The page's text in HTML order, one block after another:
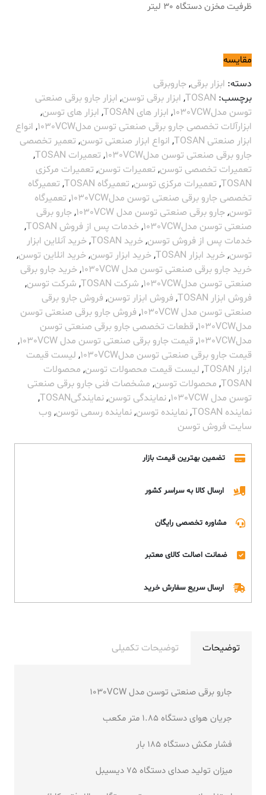
ظرفیت مخزن دستگاه 30 لیتر
مقایسه
دسته: ابزار برقی,جاروبرقی
برچسب: TOSAN
, ابزار برقی توسن, ابزار جارو برقی صنعتی
توسن مدل1030VCW
, ابزار های TOSAN , ابزار های توسن,
ابزارآلات تخصصی جارو برقی صنعتی توسن مدل1030VCW
, انواع
ابزار صنعتی TOSAN
, انواع ابزار صنعتی توسن, تعمیر تخصصی
جارو برقی صنعتی توسن مدل1030VCW
, تعمیرات TOSAN
,
تعمیرات تخصصی توسن, تعمیرات توسن, تعمیرات مرکزی
TOSAN
, تعمیرات مرکزی توسن, تعمیرگاه TOSAN , تعمیرگاه
تخصصی جارو برقی صنعتی توسن مدل1030VCW
, تعمیرگاه
توسن,جارو برقی صنعتی توسن مدل 1030VCW ,جارو برقی
صنعتی توسن مدل1030VCW
,خدمات پس از فروش TOSAN
,
خدمات پس از فروش توسن,خرید TOSAN ,خرید آنلاین ابزار
توسن,خرید ابزار TOSAN ,خرید ابزار توسن,خرید انلاین توسن,
خرید جارو برقی صنعتی توسن مدل 1030VCW
,خرید جارو برقی
صنعتی توسن مدل1030VCW
, شرکت TOSAN , شرکت توسن,
فروش ابزار TOSAN
, فروش ابزار توسن, فروش جارو برقی
صنعتی توسن مدل 1030VCW
, فروش جارو برقی صنعتی توسن
مدل1030VCW
, قطعات تخصصی جارو برقی صنعتی توسن
مدل1030VCW
, قیمت جارو برقی صنعتی توسن مدل 1030VCW
,
قیمت جارو برقی صنعتی توسن مدل1030VCW
, لیست قیمت
ابزار TOSAN
, لیست قیمت محصولات توسن, محصولات
TOSAN
, محصولات توسن, مشخصات فنی جارو برقی صنعتی
توسن مدل 1030VCW
,نمایندگی توسن,نمایندگیTOSAN
,
نماینده TOSAN
,نماینده توسن,نماینده رسمی توسن, وب
سایت فروش توسن
تضمین بهترین قیمت بازار
ارسال کالا به سراسر کشور
مشاوره تخصصی رایگان
ضمانت اصالت کالای معتبر
ارسال سریع سفارش خرید
توضیحات توضیحات تکمیلی
جارو برقی صنعتی توسن مدل 1030VCW
جریان هوای دستگاه 1.85 متر مکعب
فشار مکش دستگاه 185 بار
میزان تولید صدای دستگاه 75 دیسیبل